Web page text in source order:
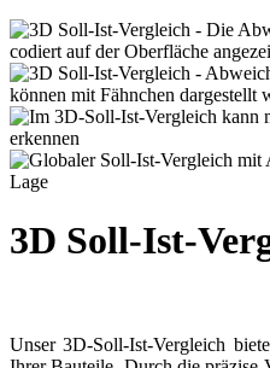
3D Soll-Ist-
Unser 3D-Soll-Ist-Vergleich